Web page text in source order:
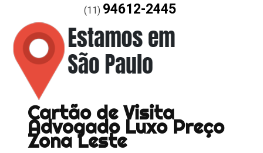
(11) 94612-2445
Cartão de Visita
Advogado Luxo Preço
Zona Leste